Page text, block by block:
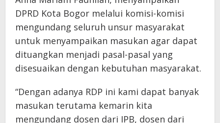
DPRD Kota Bogor melalui komisi-komisi
mengundang seluruh unsur masyarakat
untuk menyampaikan masukan agar dapat
dituangkan menjadi pasal-pasal yang
disesuaikan dengan kebutuhan masyarakat.
“Dengan adanya RDP ini kami dapat banyak
masukan terutama kemarin kita
mengundang dosen dari IPB, dosen dari